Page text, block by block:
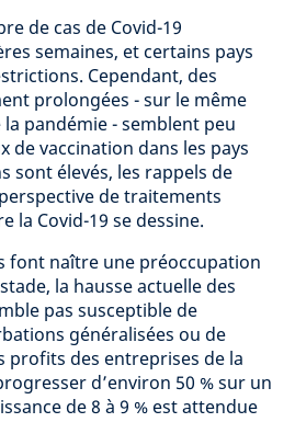
de cas de Covid-19
semaines, et certains pays
Cependant, des
prolongées - sur le même
pandémie - semblent peu
de vaccination dans les pays
sont élevés, les rappels de
de traitements
la Covid-19 se dessine.
font naître une préoccupation
la hausse actuelle des
pas susceptible de
généralisées ou de
profits des entreprises de la
d’environ 50 % sur un
de 8 à 9 % est attendue